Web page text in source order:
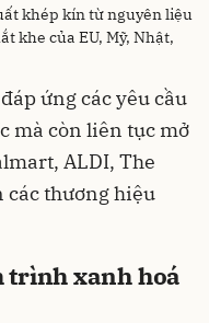
khép kín từ nguyên liệu
khe của EU, Mỹ, Nhật,
ứng các yêu cầu
mà còn liên tục mở
ALDI, The
các thương hiệu
trình xanh hoá